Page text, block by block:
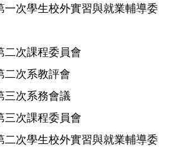
一次學生校外實習與就業輔導委
二次課程委員會
二次系教評會
三次系務會議
三次課程委員會
二次學生校外實習與就業輔導委